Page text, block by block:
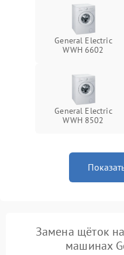
General Electric
WWH 6602
General Electric
WWH 8502
Замена щёток
машинах